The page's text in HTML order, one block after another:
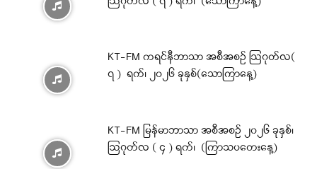
KT-FM ကရင်နီဘာသာ အစီအစဉ် ဩဂုတ်လ(
၇ ) ရက်၊ ၂၀၂၆ ခုနှစ်(သောကြာနေ့)
KT-FM မြန်မာဘာသာ အစီအစဉ် ၂၀၂၆ ခုနှစ်၊
ဩဂုတ်လ ( ၄ ) ရက်၊ (ကြာသပတေးနေ့)